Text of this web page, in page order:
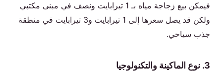
فيمكن بيع زجاجة مياه بـ 1 تيرابايت ونصف في مبنى مكتبي
ولكن قد يصل سعرها إلى 1 تيرابايت و3 تيرابايت في منطقة
جذب سياحي.
3. نوع الماكينة والتكنولوجيا